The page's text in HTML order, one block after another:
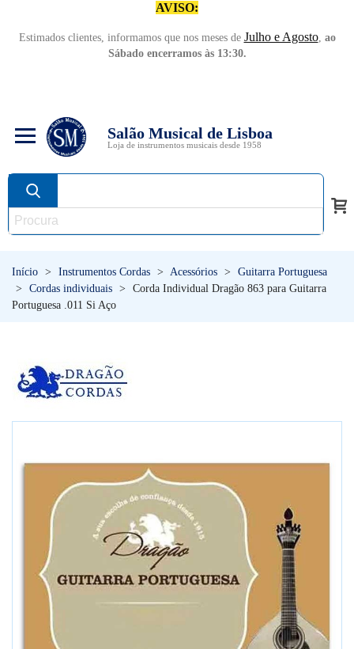
AVISO:
Estimados clientes, informamos que nos meses de Julho e Agosto, ao
Sábado encerramos às 13:30.
Salão Musical de Lisboa
Loja de instrumentos musicais desde 1958
Início > Instrumentos Cordas > Acessórios >
Guitarra Portuguesa
>
Cordas individuais >
Corda Individual Dragão 863 para Guitarra
Portuguesa .011 Si Aço